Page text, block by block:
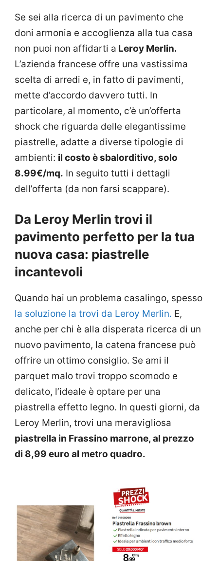
Se sei alla ricerca di un pavimento che
doni armonia e accoglienza alla tua casa
non puoi non affidarti a Leroy Merlin.
L’azienda francese offre una vastissima
scelta di arredi e, in fatto di pavimenti,
mette d’accordo davvero tutti. In
particolare, al momento, c’è un’offerta
shock che riguarda delle elegantissime
piastrelle, adatte a diverse tipologie di
ambienti: il costo è sbalorditivo, solo
8.99€/mq. In seguito tutti i dettagli
dell’offerta (da non farsi scappare).
Da Leroy Merlin trovi il
pavimento perfetto per la tua
nuova casa: piastrelle
incantevoli
Quando hai un problema casalingo, spesso
la soluzione la trovi da Leroy Merlin. E,
anche per chi è alla disperata ricerca di un
nuovo pavimento, la catena francese può
offrire un ottimo consiglio. Se ami il
parquet malo trovi troppo scomodo e
delicato, l’ideale è optare per una
piastrella effetto legno. In questi giorni, da
Leroy Merlin, trovi una meravigliosa
piastrella in Frassino marrone, al prezzo
di 8,99 euro al metro quadro.